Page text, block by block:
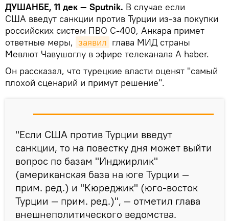
ДУШАНБЕ, 11 дек — Sputnik. В случае если
США введут санкции против Турции из-за покупки
российских систем ПВО С-400, Анкара примет
ответные меры, заявил глава МИД страны
Мевлют Чавушоглу в эфире телеканала A haber.
Он рассказал, что турецкие власти оценят "самый
плохой сценарий и примут решение".
"Если США против Турции введут
санкции, то на повестку дня может выйти
вопрос по базам "Инджирлик"
(американская база на юге Турции —
прим. ред.) и "Кюреджик" (юго-восток
Турции — прим. ред.)", — отметил глава
внешнеполитического ведомства.